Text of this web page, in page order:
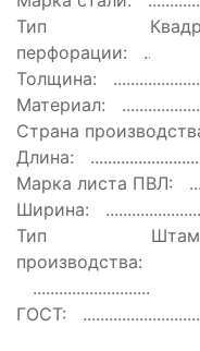
Тип
перфорации:
Толщина:
Материал:
Страна
Длина:
Марка листа ПВЛ:
Ширина:
Тип
производства:
ГОСТ: